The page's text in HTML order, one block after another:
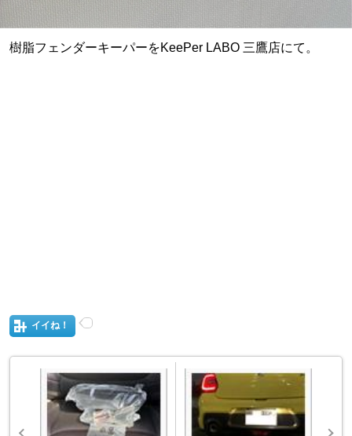
樹脂フェンダーキーパーをKeePer LABO 三鷹店にて。
イイね！